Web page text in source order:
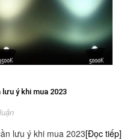
ý khi mua 2023
lưu ý khi mua 2023[Đọc tiếp]